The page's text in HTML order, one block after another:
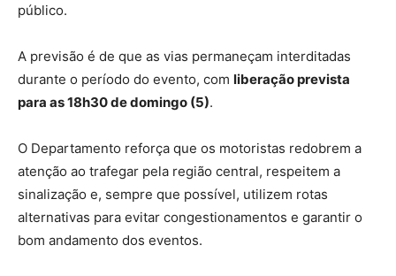
público.
A previsão é de que as vias permaneçam interditadas
durante o período do evento, com liberação prevista
para as 18h30 de domingo (5).
O Departamento reforça que os motoristas redobrem a
atenção ao trafegar pela região central, respeitem a
sinalização e, sempre que possível, utilizem rotas
alternativas para evitar congestionamentos e garantir o
bom andamento dos eventos.